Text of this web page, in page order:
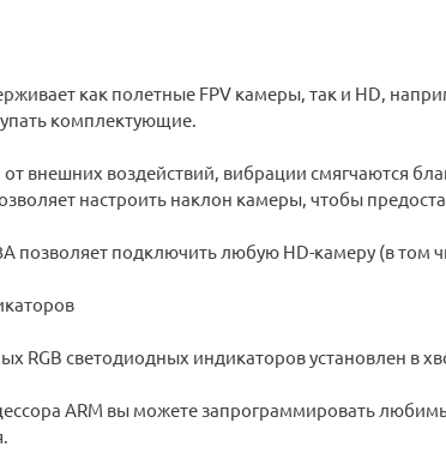
как полетные FPV камеры, так и HD,
комплектующие.
внешних воздействий, вибрации смягчаются
настроить наклон камеры, чтобы
позволяет подключить любую HD-камеру (в том
RGB светодиодных индикаторов установлен в
ARM вы можете запрограммировать